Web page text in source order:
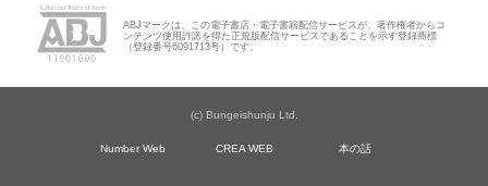
ABJマークは、この電子書店・電子書籍配信サービスが、著作権者からコ
ンテンツ使用許諾を得た正規版配信サービスであることを示す登録商標
（登録番号6091713号）です。
(c) Bungeishunju Ltd.
Number Web CREA WEB 本の話